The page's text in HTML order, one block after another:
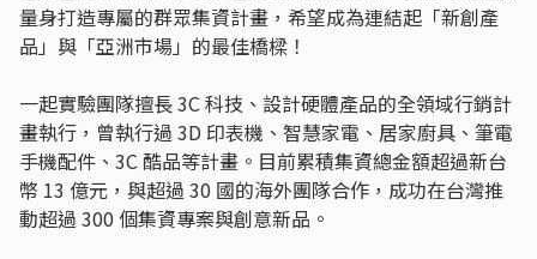
量身打造專屬的群眾集資計畫，希望成為連結起「新創產
品」與「亞洲市場」的最佳橋樑！
一起實驗團隊擅長 3C 科技、設計硬體產品的全領域行銷計
畫執行，曾執行過 3D 印表機、智慧家電、居家廚具、筆電
手機配件、3C 酷品等計畫。目前累積集資總金額超過新台
幣 13 億元，與超過 30 國的海外團隊合作，成功在台灣推
動超過 300 個集資專案與創意新品。